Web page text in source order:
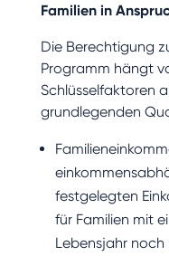
Familien in
Die Berechtigung
Programm hängt
Schlüsselfaktoren
grundlegenden
festgelegten
für Familien mit
Lebensjahr